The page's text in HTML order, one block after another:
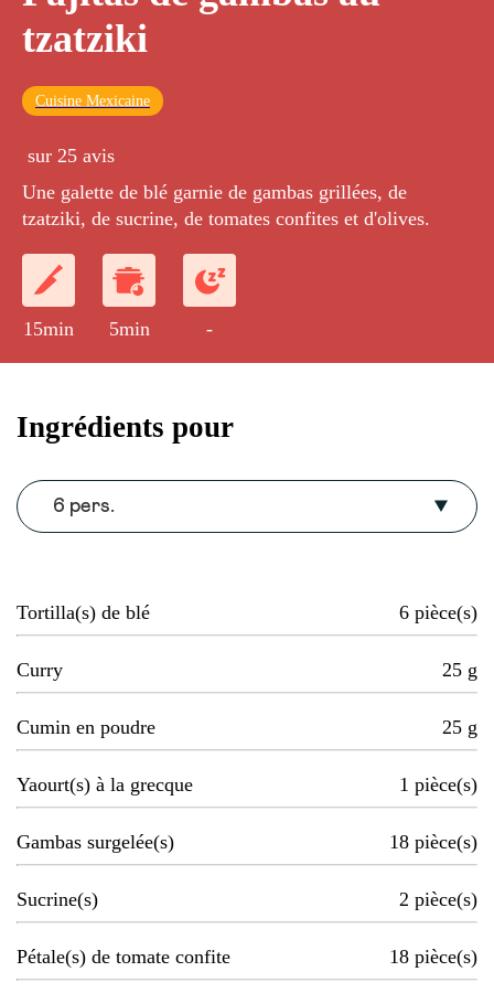
tzatziki
Cuisine Mexicaine
sur 25 avis
Une galette de blé garnie de gambas grillées, de
tzatziki, de sucrine, de tomates confites et d'olives.
15min 5min -
Ingrédients pour
6 pers.
Tortilla(s) de blé 6 pièce(s)
Curry 25 g
Cumin en poudre 25 g
Yaourt(s) à la grecque 1 pièce(s)
Gambas surgelée(s) 18 pièce(s)
Sucrine(s) 2 pièce(s)
Pétale(s) de tomate confite 18 pièce(s)